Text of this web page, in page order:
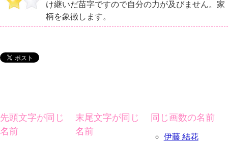
け継いだ苗字ですので自分の力が及びません。家
柄を象徴します。
先頭文字が同じ
名前
末尾文字が同じ
名前
同じ画数の名前
伊藤 結花